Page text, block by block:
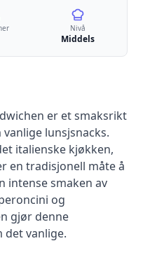
Nivå
Middels
er et smaksrikt
lunsjsnacks.
italienske kjøkken,
en tradisjonell måte å
intense smaken av
og
gjør denne
det vanlige.